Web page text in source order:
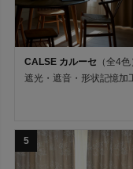
CALSE カルーセ （全4色
遮光・遮音・形状記憶加
5
価格